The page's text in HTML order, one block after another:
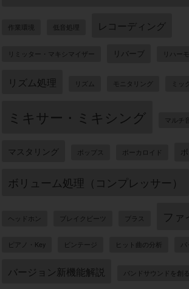
作業環境 低音処理 レコーディング
リミッター・マキシマイザー リバーブ リハー
リズム処理 リズム モニタリング ミッ
ミキサー・ミキシング マルチ
マスタリング ポップス ボーカロイド
ボリューム処理（コンプレッサー）
ヘッドホン ブレイクビーツ ブラス フ
ピアノ・Key ビンテージ ヒット曲の分析 パ
バージョン新機能解説 バンドサウンドを創